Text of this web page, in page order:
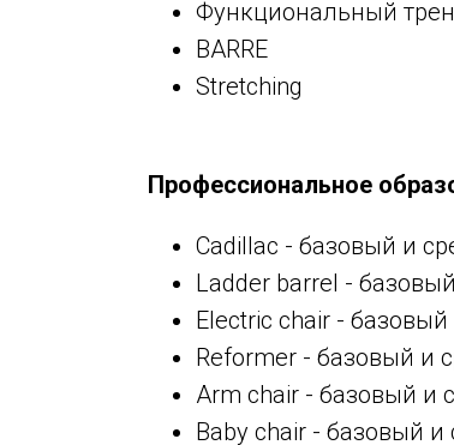
Функциональный
BARRE
Stretching
Профессиональное
Cadillac - базовый и
Ladder barrel -
Electric chair -
Reformer - базовый и
Arm chair - базовый и
Baby chair - базовый и